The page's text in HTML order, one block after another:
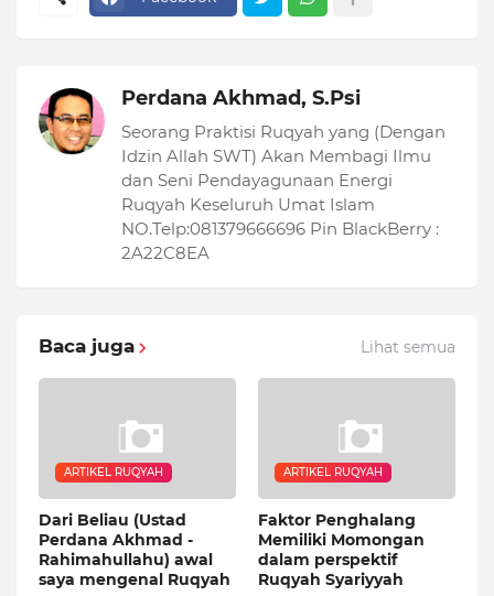
Perdana Akhmad, S.Psi
Seorang Praktisi Ruqyah yang (Dengan
Idzin Allah SWT) Akan Membagi Ilmu
dan Seni Pendayagunaan Energi
Ruqyah Keseluruh Umat Islam
NO.Telp:081379666696 Pin BlackBerry :
2A22C8EA
Baca juga Lihat semua
ARTIKEL RUQYAH
Dari Beliau (Ustad
Perdana Akhmad -
Rahimahullahu) awal
saya mengenal Ruqyah
ARTIKEL RUQYAH
Faktor Penghalang
Memiliki Momongan
dalam perspektif
Ruqyah Syariyyah